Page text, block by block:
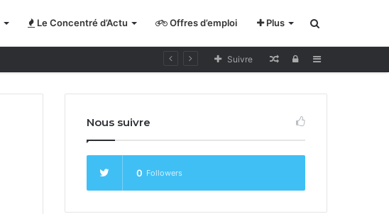
Le Concentré d’Actu Offres d’emploi Plus
Sidebar
Se
Lecture
Suivre
Nous suivre
0 Followers